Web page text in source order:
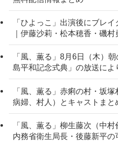
「ひよっこ」出演後にブレ
｜伊藤沙莉・松本穂香・磯
「風、薫る」8月6日（木）
島平和記念式典」の放送によ
「風、薫る」赤痢の村・坂
病婦、村人）とキャストまと
「風、薫る」柳生藤次（中
内務省衛生局長・後藤新平の